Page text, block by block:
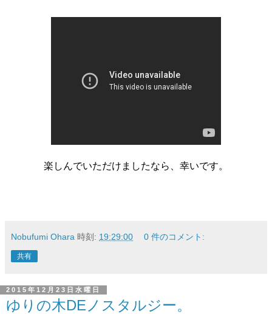
楽しんでいただけましたなら、幸いです。
Nobufumi Ohara 時刻: 19:29:00 0 件のコメント:
共有
2015年12月23日水曜日
ゆりの木DEノスタルジー。